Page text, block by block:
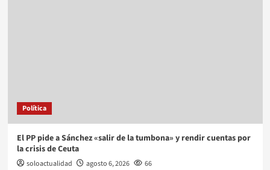
Política
El PP pide a Sánchez «salir de la tumbona» y rendir cuentas por
la crisis de Ceuta
soloactualidad agosto 6, 2026 66